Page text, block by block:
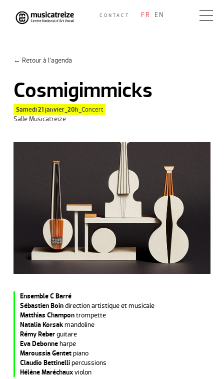
Skip
to
CONTACT FR EN
← Retour à l’agenda
Cosmigimmicks
Samedi 21 janvier_20h_ Concert
Salle Musicatreize
Ensemble C Barré
Sébastien Boindirection artistique et musicale
Matthias Champontrompette
Natalia Korsakmandoline
Rémy Reberguitare
Eva Debonneharpe
Maroussia Gentetpiano
Claudio Bettinellipercussions
Hélène Maréchauxviolon